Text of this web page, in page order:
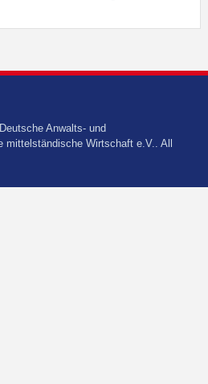
Anwalts- und
mittelständische Wirtschaft e.V.. All